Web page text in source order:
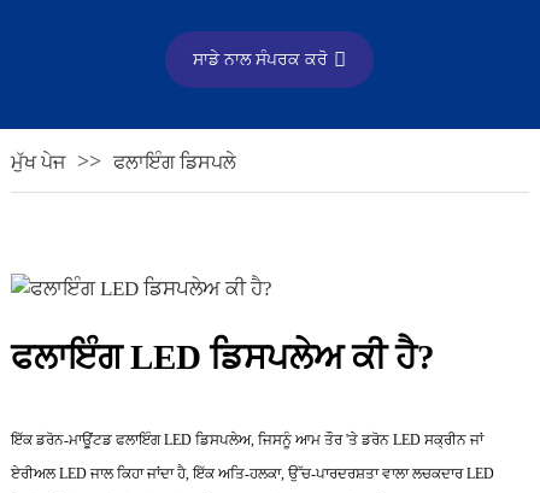
ਸਾਡੇ ਨਾਲ ਸੰਪਰਕ ਕਰੋ
ਮੁੱਖ ਪੇਜ ਫਲਾਇੰਗ ਡਿਸਪਲੇ
ਫਲਾਇੰਗ LED ਡਿਸਪਲੇਅ ਕੀ ਹੈ?
ਇੱਕ ਡਰੋਨ-ਮਾਊਂਟਡ ਫਲਾਇੰਗ LED ਡਿਸਪਲੇਅ, ਜਿਸਨੂੰ ਆਮ ਤੌਰ 'ਤੇ ਡਰੋਨ LED ਸਕ੍ਰੀਨ ਜਾਂ
ਏਰੀਅਲ LED ਜਾਲ ਕਿਹਾ ਜਾਂਦਾ ਹੈ, ਇੱਕ ਅਤਿ-ਹਲਕਾ, ਉੱਚ-ਪਾਰਦਰਸ਼ਤਾ ਵਾਲਾ ਲਚਕਦਾਰ LED